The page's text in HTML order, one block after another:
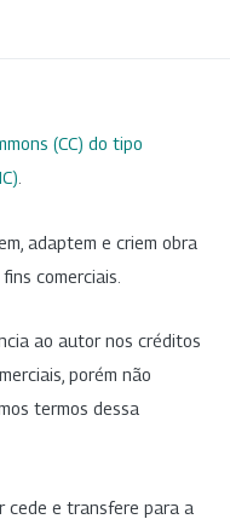
(CC) do tipo
adaptem e criem obra
comerciais.
ao autor nos créditos
porém não
termos dessa
cede e transfere para a